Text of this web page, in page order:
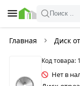
Поиск ..
Главная Диск
Код товара:
Нет в